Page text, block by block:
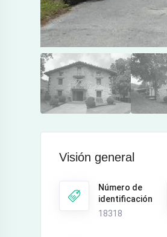
Visión general
Número de
identificación
18318